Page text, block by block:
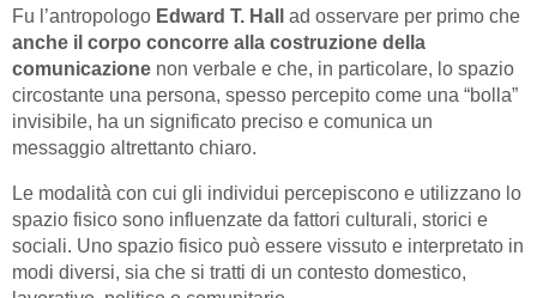
Fu l’antropologo Edward T. Hall ad osservare per primo che
anche il corpo concorre alla costruzione della
comunicazione non verbale e che, in particolare, lo spazio
circostante una persona, spesso percepito come una “bolla”
invisibile, ha un significato preciso e comunica un
messaggio altrettanto chiaro.
Le modalità con cui gli individui percepiscono e utilizzano lo
spazio fisico sono influenzate da fattori culturali, storici e
sociali. Uno spazio fisico può essere vissuto e interpretato in
modi diversi, sia che si tratti di un contesto domestico,